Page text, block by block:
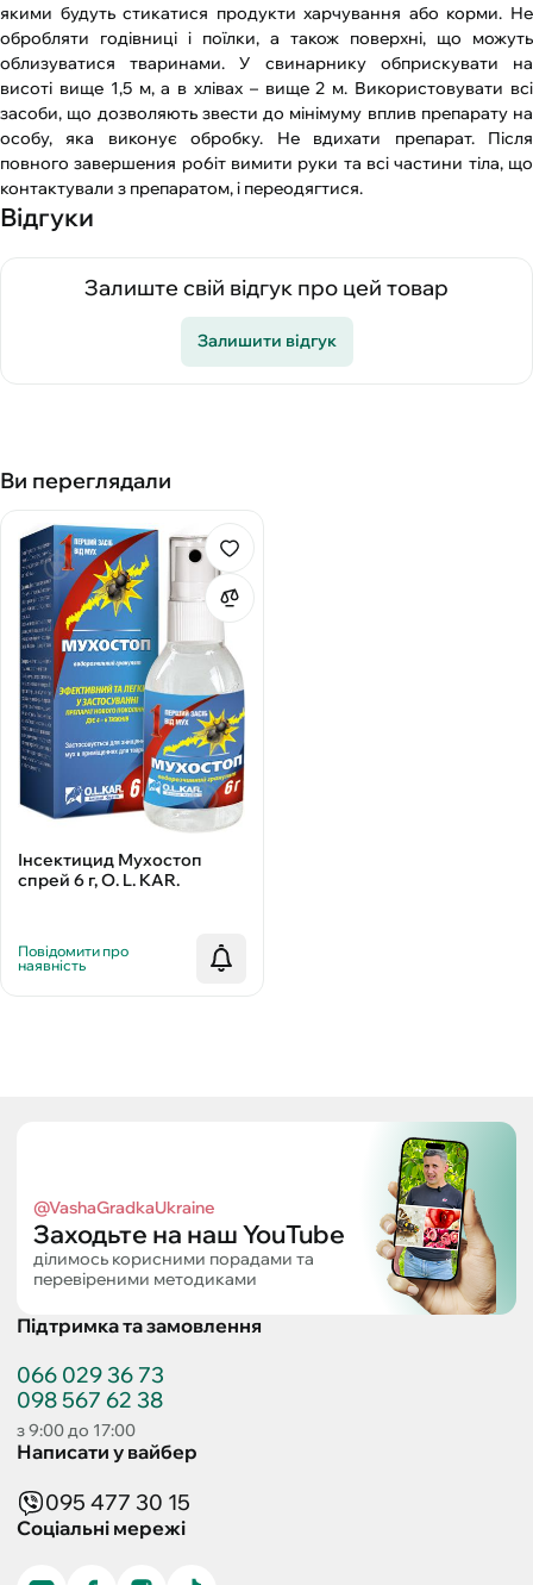
якими будуть стикатися продукти харчування або корми. Не
обробляти годівниці i поїлки, а також поверхні, що можуть
облизуватися тваринами. У свинарнику обприскувати на
висоті вище 1,5 м, а в хлівах – вище 2 м. Використовувати вci
засоби, що дозволяють звести до мінімуму вплив препарату на
особу, яка виконує обробку. Не вдихати препарат. Після
повного завершения po6iт вимити руки та вci частини тіла, що
контактували з препаратом, i переодягтися.
Відгуки
Залиште свій відгук про цей товар
Залишити відгук
Ви переглядали
Інсектицид Мухостоп
спрей 6 г, O. L. KAR.
Повідомити про
наявність
@VashaGradkaUkraine
Заходьте на наш YouTube
ділимось корисними порадами та
перевіреними методиками
Підтримка та замовлення
066 029 36 73
098 567 62 38
з 9:00 до 17:00
Написати у вайбер
095 477 30 15
Соціальні мережі